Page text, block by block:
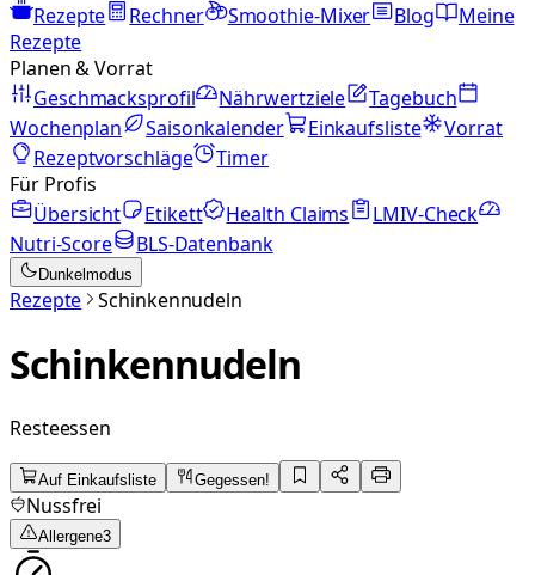
Rezepte
Rechner Smoothie-Mixer Blog
Meine
Rezepte
Planen & Vorrat
Geschmacksprofil
Nährwertziele
Tagebuch
Wochenplan
Saisonkalender Einkaufsliste
Vorrat
Rezeptvorschläge
Timer
Für Profis
Übersicht
Etikett Health Claims
LMIV-Check
Nutri-Score
BLS-Datenbank
Dunkelmodus
Rezepte Schinkennudeln
Schinkennudeln
Resteessen
Auf Einkaufsliste Gegessen!
Nussfrei
Allergene3